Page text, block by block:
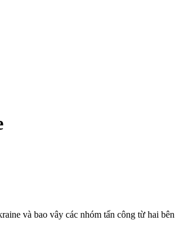
và bao vây các nhóm tấn công từ hai bên